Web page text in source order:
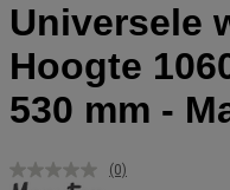
Universele
Hoogte
530 mm -
Geen
(0)